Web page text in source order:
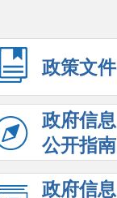
政策文件
政府信息
公开指南
政府信息